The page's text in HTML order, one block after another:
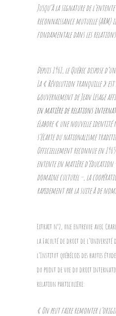
Jusqu’à la signature de
reconnaissance mutuelle (ARM)
fondamentale dans les relations
Depuis 1961, le Québec dispose
La « Révolution tranquille » est
gouvernement de Jean Lesage
en matière de relations
élabore «une nouvelle identité
s’écarte du nationalisme
Officiellement reconnue en
entente en matière d’éducation
domaine culturel –, la
rapidement par la suite à de
Extrait n°2, une entrevue avec
la Faculté de droit de l’Université
l’Institut québécois des hautes
du point de vue du droit
relation particulière:
« On peut faire remonter